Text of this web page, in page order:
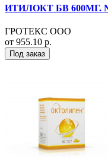
ИТИЛОКТ БВ 600МГ.
ГРОТЕКС ООО
от 955.10 р.
Под заказ